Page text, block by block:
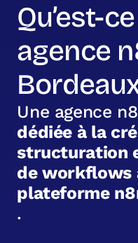
Qu’est-
agence
Une agence n8
dédiée à la cré
structuration
de workflows
plateforme n8
.